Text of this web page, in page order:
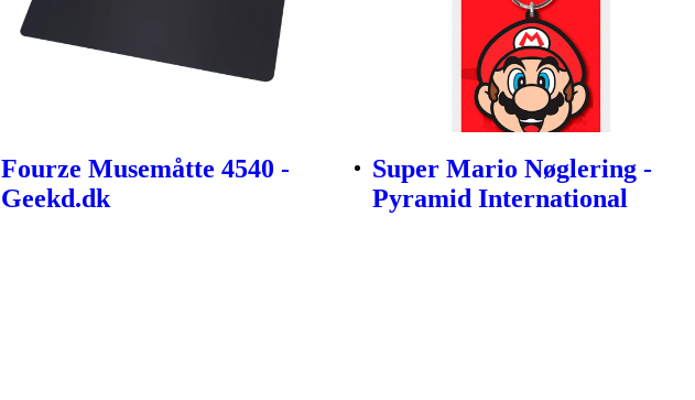
Fourze Musemåtte 4540 -
Geekd.dk
Super Mario Nøglering -
Pyramid International